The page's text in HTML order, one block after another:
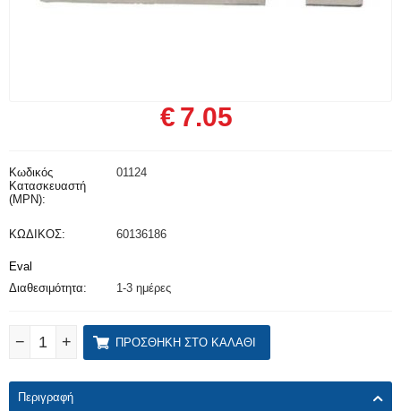
€ 7.05
Κωδικός
Κατασκευαστή
(MPN):
01124
ΚΩΔΙΚΟΣ: 60136186
Eval
Διαθεσιμότητα:
1-3 ημέρες
+
− ΠΡΟΣΘΉΚΗ ΣΤΟ ΚΑΛΆΘΙ
Περιγραφή